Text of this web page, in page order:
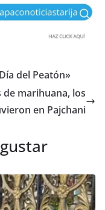
del Peatón»
de marihuana, los
en Pajchani